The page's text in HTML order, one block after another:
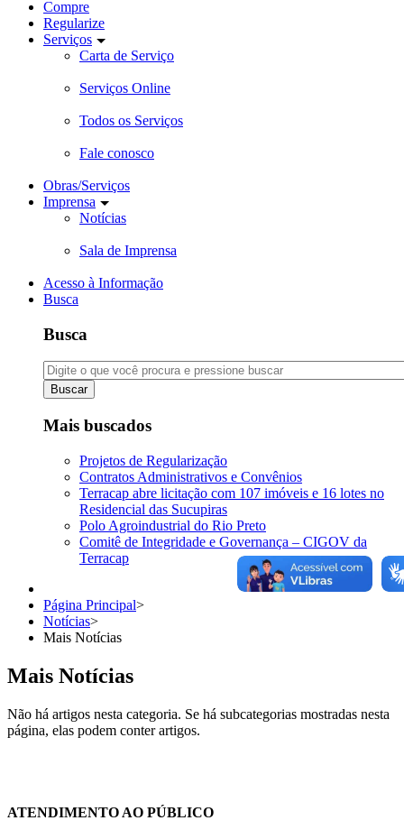
Compre
Regularize
Serviços
Carta de Serviço
Serviços Online
Todos os Serviços
Fale conosco
Obras/Serviços
Imprensa
Notícias
Sala de Imprensa
Acesso à Informação
Busca
Busca
Buscar
Mais buscados
Projetos de Regularização
Contratos Administrativos e Convênios
Terracap abre licitação com 107 imóveis e 16 lotes no
Residencial das Sucupiras
Polo Agroindustrial do Rio Preto
Comitê de Integridade e Governança – CIGOV da
Terracap
Página Principal>
Notícias>
Mais Notícias
Mais Notícias
Não há artigos nesta categoria. Se há subcategorias mostradas nesta
página, elas podem conter artigos.
ATENDIMENTO AO PÚBLICO